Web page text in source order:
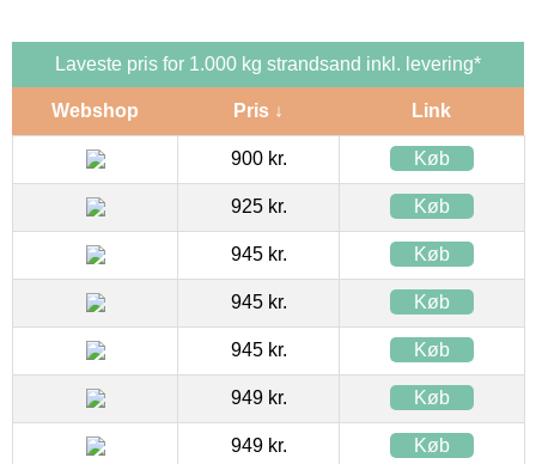
Laveste pris for 1.000 kg strandsand inkl. levering*
Webshop Pris ↓ Link
900 kr. Køb
925 kr. Køb
945 kr. Køb
945 kr. Køb
945 kr. Køb
949 kr. Køb
949 kr. Køb